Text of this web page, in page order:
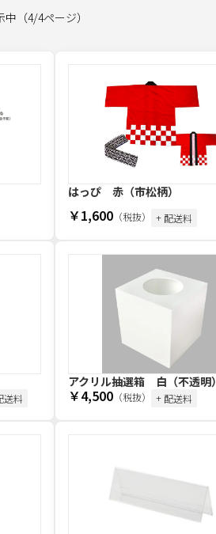
中 （4/4ページ）
はっぴ 赤（市松柄）
￥1,600 （税抜） + 配送料
送料
アクリル抽選箱 白（不透明）
￥4,500 （税抜） + 配送料